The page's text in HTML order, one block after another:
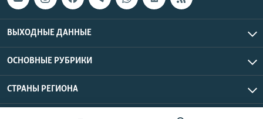
ВЫХОДНЫЕ ДАННЫЕ
ОСНОВНЫЕ РУБРИКИ
СТРАНЫ РЕГИОНА